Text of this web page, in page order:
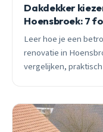
Dakdekker
Hoensbroek: 7
Leer hoe je een
renovatie in
vergelijken,